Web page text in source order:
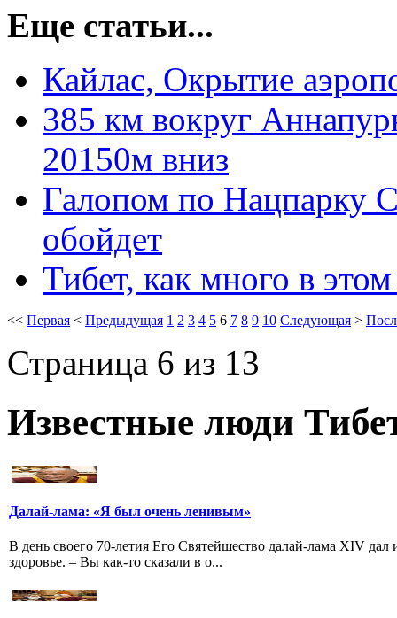
Еще статьи...
Кайлас, Окрытие
385 км вокруг
20150м вниз
Галопом по Нацпарку
обойдет
Тибет, как много в
<< Первая < Предыдущая 1 2 3 4 5 6 7 8 9 10 Следующая >
Страница 6 из 13
Известные люди
Далай-лама: «Я был очень ленивым»
В день своего 70-летия Его Святейшество далай-лама XIV
здоровье. – Вы как-то сказали в о...